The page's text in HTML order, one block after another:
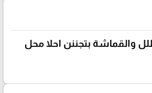
والقماشة بتجننن احلا محل